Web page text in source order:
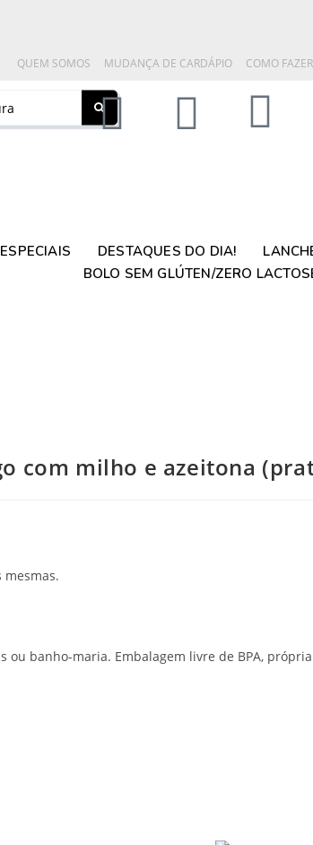
QUEM SOMOS MUDANÇA DE CARDÁPIO COMO
DESTAQUES DO DIA!
BOLO SEM GLÚTEN/ZERO
com milho e azeitona
mesmas.
ou banho-maria. Embalagem livre de BPA,